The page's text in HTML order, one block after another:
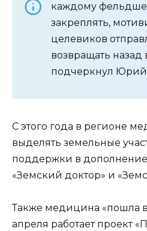
каждому
закреплять,
целевиков
возвращать
подчеркнул Юрий
С этого года в регионе
выделять земельные
поддержки в
«Земский доктор» и
Также медицина «пошла
апреля работает проект